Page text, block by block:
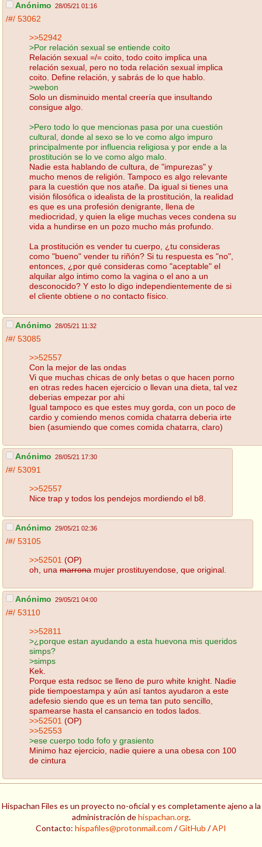
Anónimo 28/05/21 01:16
/#/ 53062
>>52942
>Por relación sexual se entiende coito
Relación sexual =/= coito, todo coito implica una
relación sexual, pero no toda relación sexual implica
coito. Define relación, y sabrás de lo que hablo.
>webon
Solo un disminuido mental creería que insultando
consigue algo.
>Pero todo lo que mencionas pasa por una cuestión
cultural, donde al sexo se lo ve como algo impuro
principalmente por influencia religiosa y por ende a la
prostitución se lo ve como algo malo.
Nadie esta hablando de cultura, de "impurezas" y
mucho menos de religión. Tampoco es algo relevante
para la cuestión que nos atañe. Da igual si tienes una
visión filosófica o idealista de la prostitución, la realidad
es que es una profesión denigrante, llena de
mediocridad, y quien la elige muchas veces condena su
vida a hundirse en un pozo mucho más profundo.
La prostitución es vender tu cuerpo, ¿tu consideras
como "bueno" vender tu riñón? Si tu respuesta es "no",
entonces, ¿por qué consideras como "aceptable" el
alquilar algo intimo como la vagina o el ano a un
desconocido? Y esto lo digo independientemente de si
el cliente obtiene o no contacto físico.
Anónimo 28/05/21 11:32
/#/ 53085
>>52557
Con la mejor de las ondas
Vi que muchas chicas de only betas o que hacen porno
en otras redes hacen ejercicio o llevan una dieta, tal vez
deberias empezar por ahi
Igual tampoco es que estes muy gorda, con un poco de
cardio y comiendo menos comida chatarra deberia irte
bien (asumiendo que comes comida chatarra, claro)
Anónimo 28/05/21 17:30
/#/ 53091
>>52557
Nice trap y todos los pendejos mordiendo el b8.
Anónimo 29/05/21 02:36
/#/ 53105
>>52501 (OP)
oh, una marrona mujer prostituyendose, que original.
Anónimo 29/05/21 04:00
/#/ 53110
>>52811
>¿porque estan ayudando a esta huevona mis queridos
simps?
>simps
Kek.
Porque esta redsoc se lleno de puro white knight. Nadie
pide tiempoestampa y aún así tantos ayudaron a este
adefesio siendo que es un tema tan puto sencillo,
spamearse hasta el cansancio en todos lados.
>>52501 (OP)
>>52553
>ese cuerpo todo fofo y grasiento
Minimo haz ejercicio, nadie quiere a una obesa con 100
de cintura
Hispachan Files es un proyecto no-oficial y es completamente ajeno a la
administración dehispachan.org.
Contacto: hispafiles@protonmail.com /GitHub /API